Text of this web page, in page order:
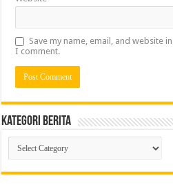
Save my name, email, and website
I comment.
Kategori Berita
Kategori
Berita